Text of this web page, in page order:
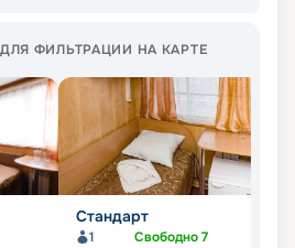
ФИЛЬТРАЦИИ НА КАРТЕ
Стандарт
1 Свободно7